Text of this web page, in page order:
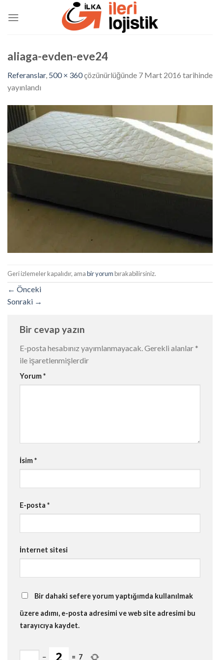
aliaga-evden-eve24
Referanslar, 500 × 360çözünürlüğünde 7 Mart 2016 tarihinde
yayınlandı
Geri izlemeler kapalıdır, amabir yorumbırakabilirsiniz.
← Önceki
Sonraki →
Bir cevap yazın
E-posta hesabınız yayımlanmayacak. Gerekli alanlar *
ile işaretlenmişlerdir
Yorum*
İsim*
E-posta *
İnternet sitesi
Bir dahaki sefere yorum yaptığımda kullanılmak
üzere adımı, e-posta adresimi ve web site adresimi bu
tarayıcıya kaydet.
− = 7